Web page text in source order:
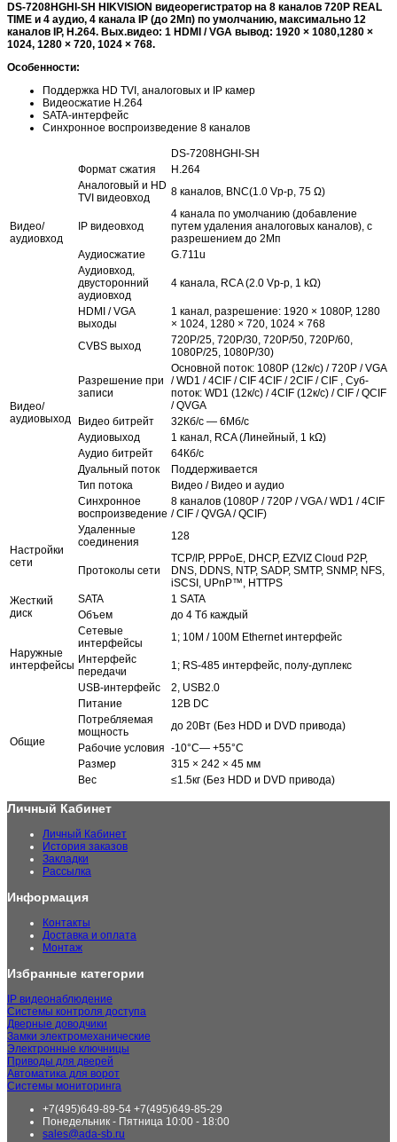
DS-7208HGHI-SH HIKVISION видеорегистратор на 8 каналов 720P REAL
TIME и 4 аудио, 4 канала IP (до 2Мп) по умолчанию, максимально 12
каналов IP, H.264. Вых.видео: 1 HDMI / VGA вывод: 1920 × 1080,1280 ×
1024, 1280 × 720, 1024 × 768.
Особенности:
Поддержка HD TVI, аналоговых и IP камер
Видеосжатие Н.264
SATA-интерфейс
Синхронное воспроизведение 8 каналов
DS-7208HGHI-SH
Видео/
аудиовход
Формат сжатия
H.264
Аналоговый и HD
TVI видеовход
8 каналов, BNC(1.0 Vp-p, 75 Ω)
IP видеовход
4 канала по умолчанию (добавление
путем удаления аналоговых каналов), с
разрешением до 2Мп
Аудиосжатие
G.711u
Аудиовход,
двусторонний
аудиовход
4 канала, RCA (2.0 Vp-p, 1 kΩ)
Видео/
аудиовыход
HDMI / VGA
выходы
1 канал, разрешение: 1920 × 1080P, 1280
× 1024, 1280 × 720, 1024 × 768
CVBS выход
720P/25, 720P/30, 720P/50, 720P/60,
1080P/25, 1080P/30)
Разрешение при
записи
Основной поток: 1080P (12к/с) / 720P / VGA
/ WD1 / 4CIF / CIF 4CIF / 2CIF / CIF , Суб-
поток: WD1 (12к/с) / 4CIF (12к/с) / CIF / QCIF
/ QVGA
Видео битрейт
32Кб/с — 6Мб/с
Аудиовыход
1 канал, RCA (Линейный, 1 kΩ)
Аудио битрейт
64Кб/с
Дуальный поток
Поддерживается
Тип потока
Видео / Видео и аудио
Синхронное
воспроизведение
8 каналов (1080P / 720P / VGA / WD1 / 4CIF
/ CIF / QVGA / QCIF)
Настройки
сети
Удаленные
соединения
128
Протоколы сети
TCP/IP, PPPoE, DHCP, EZVIZ Cloud P2P,
DNS, DDNS, NTP, SADP, SMTP, SNMP, NFS,
iSCSI, UPnP™, HTTPS
Жесткий
диск
SATA
1 SATA
Объем
до 4 Тб каждый
Наружные
интерфейсы
Сетевые
интерфейсы
1; 10M / 100M Ethernet интерфейс
Интерфейс
передачи
1; RS-485 интерфейс, полу-дуплекс
USB-интерфейс
2, USB2.0
Общие
Питание
12В DC
Потребляемая
мощность
до 20Вт (Без HDD и DVD привода)
Рабочие условия -10°C— +55°C
Размер
315 × 242 × 45 мм
Вес
≤1.5кг (Без HDD и DVD привода)
Личный Кабинет
Личный Кабинет
История заказов
Закладки
Рассылка
Информация
Контакты
Доставка и оплата
Монтаж
Избранные категории
IP видеонаблюдение
Системы контроля доступа
Дверные доводчики
Замки электромеханические
Электронные ключницы
Приводы для дверей
Автоматика для ворот
Системы мониторинга
+7(495)649-89-54 +7(495)649-85-29
Понедельник - Пятница 10:00 - 18:00
sales@ada-sb.ru